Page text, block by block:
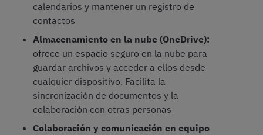
calendarios y mantener un registro de
contactos
Almacenamiento en la nube (OneDrive):
ofrece un espacio seguro en la nube para
guardar archivos y acceder a ellos desde
cualquier dispositivo. Facilita la
sincronización de documentos y la
colaboración con otras personas
Colaboración y comunicación en equipo